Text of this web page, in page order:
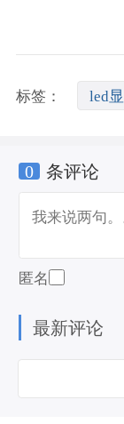
标签： led
led屏需求
0 条评论
匿名
最新评论